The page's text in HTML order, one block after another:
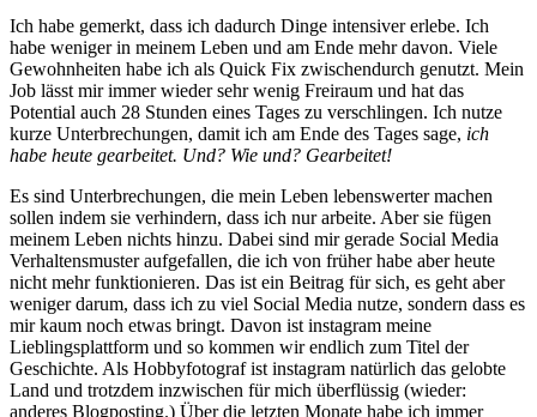
Ich habe gemerkt, dass ich dadurch Dinge intensiver erlebe. Ich
habe weniger in meinem Leben und am Ende mehr davon. Viele
Gewohnheiten habe ich als Quick Fix zwischendurch genutzt. Mein
Job lässt mir immer wieder sehr wenig Freiraum und hat das
Potential auch 28 Stunden eines Tages zu verschlingen. Ich nutze
kurze Unterbrechungen, damit ich am Ende des Tages sage, ich
habe heute gearbeitet. Und? Wie und? Gearbeitet!
Es sind Unterbrechungen, die mein Leben lebenswerter machen
sollen indem sie verhindern, dass ich nur arbeite. Aber sie fügen
meinem Leben nichts hinzu. Dabei sind mir gerade Social Media
Verhaltensmuster aufgefallen, die ich von früher habe aber heute
nicht mehr funktionieren. Das ist ein Beitrag für sich, es geht aber
weniger darum, dass ich zu viel Social Media nutze, sondern dass es
mir kaum noch etwas bringt. Davon ist instagram meine
Lieblingsplattform und so kommen wir endlich zum Titel der
Geschichte. Als Hobbyfotograf ist instagram natürlich das gelobte
Land und trotzdem inzwischen für mich überflüssig (wieder:
anderes Blogposting.) Über die letzten Monate habe ich immer